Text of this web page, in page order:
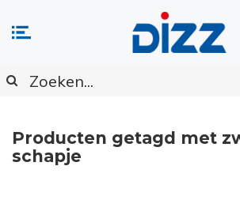
Producten getagd met
schapje